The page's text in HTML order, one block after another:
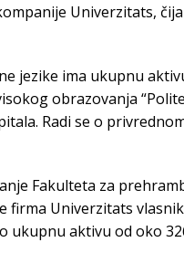
Univerzitats,
jezike ima ukupnu
obrazovanja
Radi se o
Fakulteta za
firma Univerzitats
ukupnu aktivu od oko